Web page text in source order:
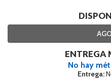
ENTREGA
No hay
Entrega: